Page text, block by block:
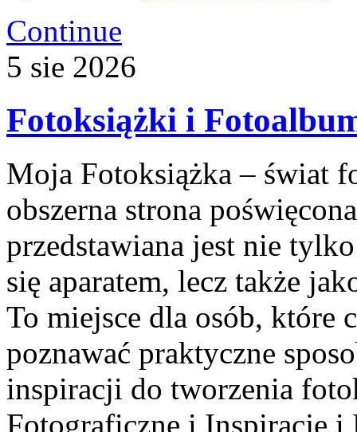
Continue
5 sie 2026
Fotoksiążki i
Moja Fotoksiążka – świat
obszerna strona
przedstawiana jest nie
się aparatem, lecz także
To miejsce dla osób, które
poznawać praktyczne
inspiracji do tworzenia
Fotograficzne i Inspiracje i